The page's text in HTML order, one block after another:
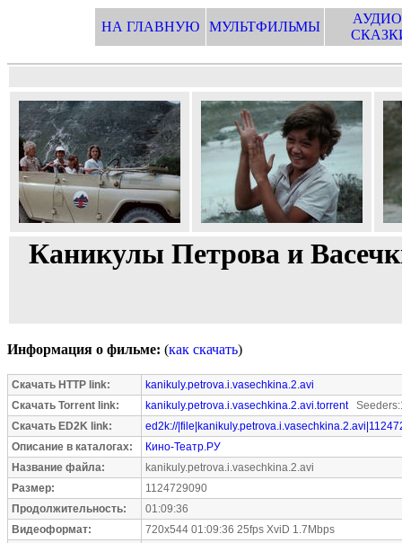
НА ГЛАВНУЮ МУЛЬТФИЛЬМЫ
Каникулы Петрова и
Информация о фильме: (как скачать)
Скачать HTTP link:
kanikuly.petrova.i.vasechkina.2.avi
Скачать Torrent link:
kanikuly.petrova.i.vasechkina.2.avi.torrent
Скачать ED2K link:
ed2k://
Описание в каталогах:
Кино-Театр.РУ
Название файла:
kanikuly.petrova.i.vasechkina.2.avi
Размер:
1124729090
Продолжительность:
01:09:36
Видеоформат:
720x544 01:09:36 25fps XviD 1.7Mbps